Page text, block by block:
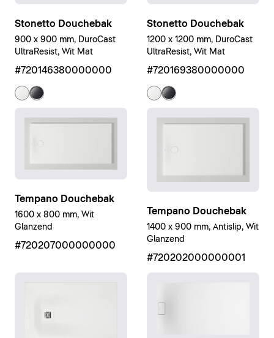
Stonetto Douchebak
900 x 900 mm, DuroCast
UltraResist, Wit Mat
#720146380000000
Stonetto Douchebak
1200 x 1200 mm, DuroCast
UltraResist, Wit Mat
#720169380000000
Tempano Douchebak
1600 x 800 mm, Wit
Glanzend
#720207000000000
Tempano Douchebak
1400 x 900 mm, Antislip, Wit
Glanzend
#720202000000001